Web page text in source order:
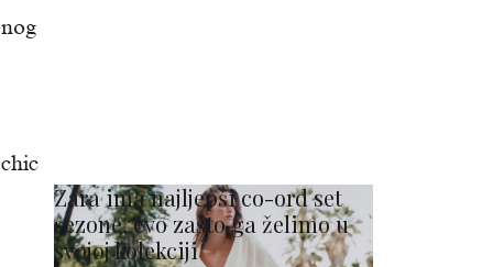
Zara ima najljepši co-ord set
sezone, evo zašto ga želimo u
svojoj kolekciji